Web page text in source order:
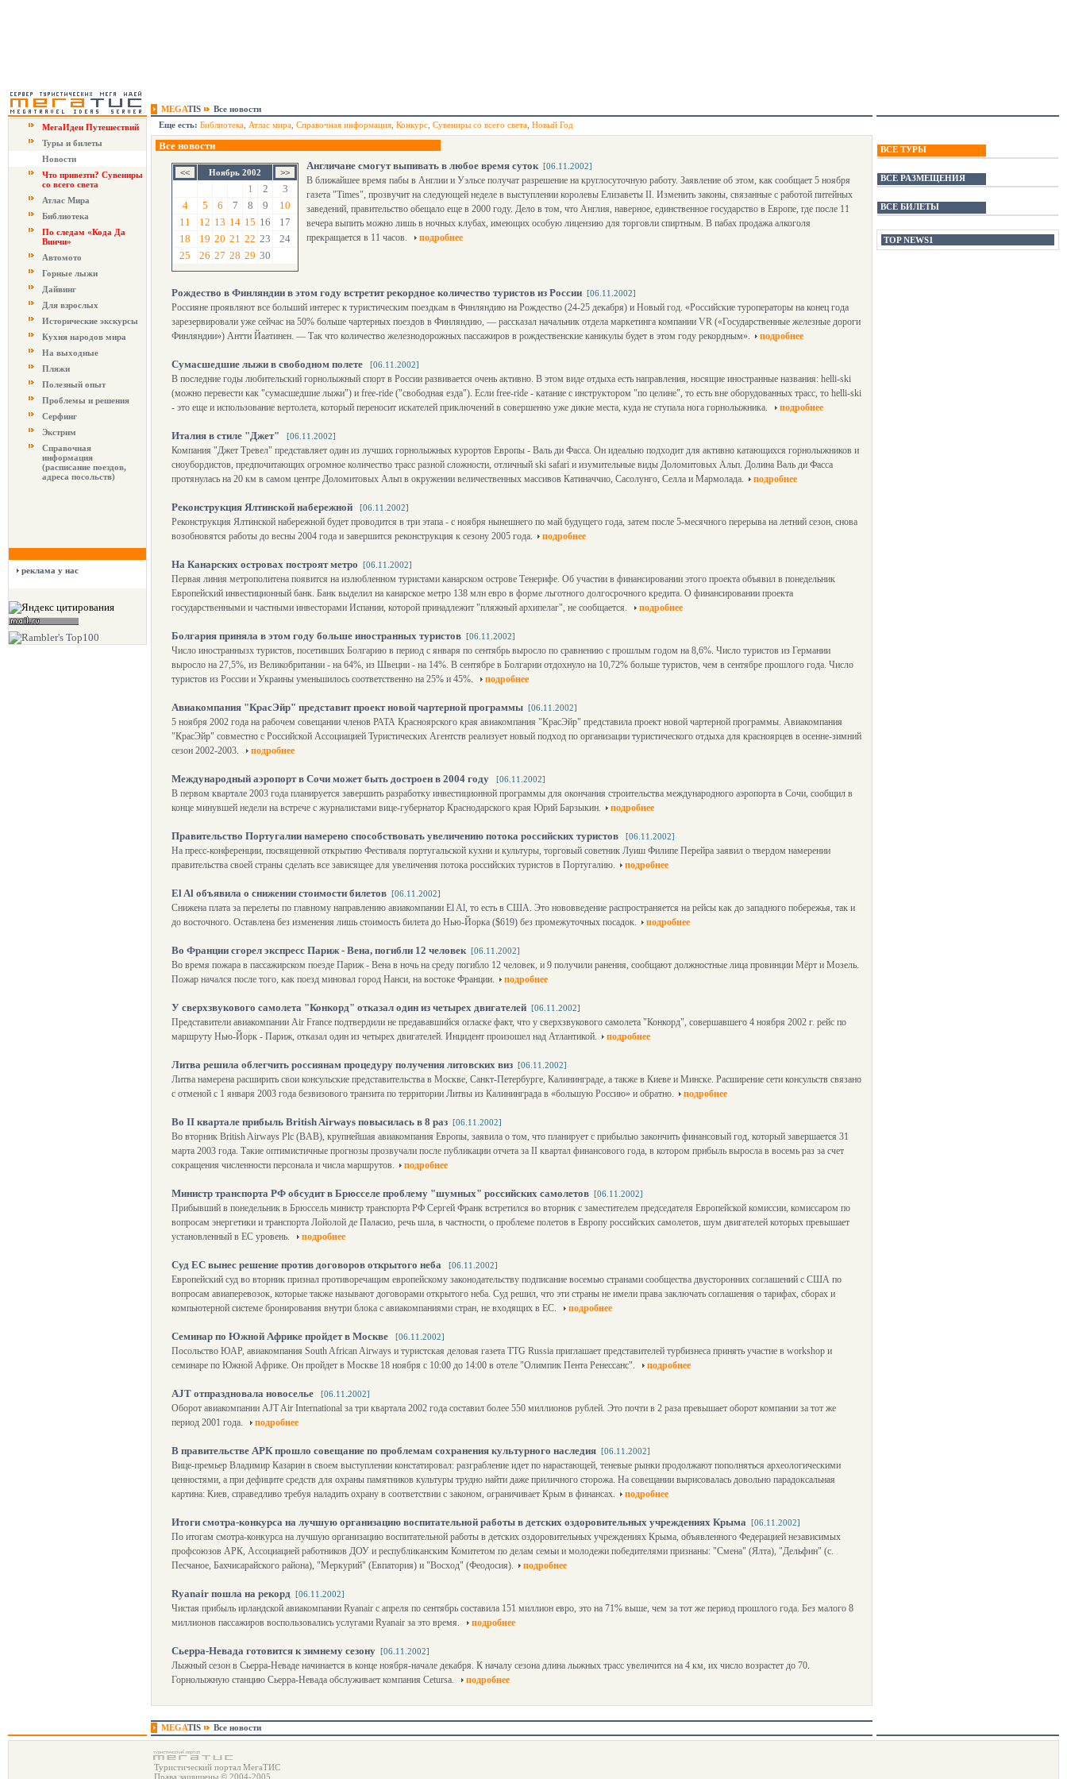
MEGATIS
Все новости
МегаИдеи Путешествий
Туры и билеты
Новости
Что привезти? Сувениры
со всего света
Атлас Мира
Библиотека
По следам «Кода Да
Винчи»
Автомото
Горные лыжи
Дайвинг
Для взрослых
Исторические экскурсы
Кухня народов мира
На выходные
Пляжи
Полезный опыт
Проблемы и решения
Серфинг
Экстрим
Справочная
информация
(расписание поездов,
адреса посольств)
реклама у нас
Еще есть: Библиотека Атлас мира Справочная информация Конкурс Сувениры со всего света Новый Год
Все новости
Ноябрь 2002
1 2
3
4
5 6 7 8 9
10
11
12 13 14 15 16
17
18
19 20 21 22 23
24
25
26 27 28 29 30
Англичане смогут выпивать в любое время суток [06.11.2002]
В ближайшее время пабы в Англии и Уэльсе получат разрешение на круглосуточную работу. Заявление об этом, как сообщает 5 ноября
газета "Times", прозвучит на следующей неделе в выступлении королевы Елизаветы II. Изменить законы, связанные с работой питейных
заведений, правительство обещало еще в 2000 году. Дело в том, что Англия, наверное, единственное государство в Европе, где после 11
вечера выпить можно лишь в ночных клубах, имеющих особую лицензию для торговли спиртным. В пабах продажа алкоголя
прекращается в 11 часов.
подробнее
Рождество в Финляндии в этом году встретит рекордное количество туристов из России [06.11.2002]
Россияне проявляют все больший интерес к туристическим поездкам в Финляндию на Рождество (24-25 декабря) и Новый год. «Российские туроператоры на конец года
зарезервировали уже сейчас на 50% больше чартерных поездов в Финляндию, — рассказал начальник отдела маркетинга компании VR («Государственные железные дороги
Финляндии») Антти Йаатинен. — Так что количество железнодорожных пассажиров в рождественские каникулы будет в этом году рекордным».
подробнее
Сумасшедшие лыжи в свободном полете [06.11.2002]
В последние годы любительский горнолыжный спорт в России развивается очень активно. В этом виде отдыха есть направления, носящие иностранные названия: helli-ski
(можно перевести как "сумасшедшие лыжи") и free-ride ("свободная езда"). Если free-ride - катание с инструктором "по целине", то есть вне оборудованных трасс, то helli-ski
- это еще и использование вертолета, который переносит искателей приключений в совершенно уже дикие места, куда не ступала нога горнолыжника.
подробнее
Италия в стиле "Джет" [06.11.2002]
Компания "Джет Тревел" представляет один из лучших горнолыжных курортов Европы - Валь ди Фасса. Он идеально подходит для активно катающихся горнолыжников и
сноубордистов, предпочитающих огромное количество трасс разной сложности, отличный ski safari и изумительные виды Доломитовых Альп. Долина Валь ди Фасса
протянулась на 20 км в самом центре Доломитовых Альп в окружении величественных массивов Катиначчио, Сасолунго, Селла и Мармолада.
подробнее
Реконструкция Ялтинской набережной [06.11.2002]
Реконструкция Ялтинской набережной будет проводится в три этапа - с ноября нынешнего по май будущего года, затем после 5-месячного перерыва на летний сезон, снова
возобновятся работы до весны 2004 года и завершится реконструкция к сезону 2005 года.
подробнее
На Канарских островах построят метро [06.11.2002]
Первая линия метрополитена появится на излюбленном туристами канарском острове Тенерифе. Об участии в финансировании этого проекта объявил в понедельник
Европейский инвестиционный банк. Банк выделил на канарское метро 138 млн евро в форме льготного долгосрочного кредита. О финансировании проекта
государственными и частными инвесторами Испании, которой принадлежит "пляжный архипелаг", не сообщается.
подробнее
Болгария приняла в этом году больше иностранных туристов [06.11.2002]
Число иностраннызх туристов, посетивших Болгарию в период с января по сентябрь выросло по сравнению с прошлым годом на 8,6%. Число туристов из Германии
выросло на 27,5%, из Великобритании - на 64%, из Швеции - на 14%. В сентябре в Болгарии отдохнуло на 10,72% больше туристов, чем в сентябре прошлого года. Число
туристов из России и Украины уменьшилось соответственно на 25% и 45%.
подробнее
Авиакомпания "КрасЭйр" представит проект новой чартерной программы [06.11.2002]
5 ноября 2002 года на рабочем совещании членов РАТА Красноярского края авиакомпания "КрасЭйр" представила проект новой чартерной программы. Авиакомпания
"КрасЭйр" совместно с Российской Ассоциацией Туристических Агентств реализует новый подход по организации туристического отдыха для красноярцев в осенне-зимний
сезон 2002-2003.
подробнее
Международный аэропорт в Сочи может быть достроен в 2004 году [06.11.2002]
В первом квартале 2003 года планируется завершить разработку инвестиционной программы для окончания строительства международного аэропорта в Сочи, сообщил в
конце минувшей недели на встрече с журналистами вице-губернатор Краснодарского края Юрий Барзыкин.
подробнее
Правительство Португалии намерено способствовать увеличению потока российских туристов [06.11.2002]
На пресс-конференции, посвященной открытию Фестиваля португальской кухни и культуры, торговый советник Луиш Филипе Перейра заявил о твердом намерении
правительства своей страны сделать все зависящее для увеличения потока российских туристов в Португалию.
подробнее
El Al объявила о снижении стоимости билетов [06.11.2002]
Снижена плата за перелеты по главному направлению авиакомпании El Al, то есть в США. Это нововведение распространяется на рейсы как до западного побережья, так и
до восточного. Оставлена без изменения лишь стоимость билета до Нью-Йорка ($619) без промежуточных посадок.
подробнее
Во Франции сгорел экспресс Париж - Вена, погибли 12 человек [06.11.2002]
Во время пожара в пассажирском поезде Париж - Вена в ночь на среду погибло 12 человек, и 9 получили ранения, сообщают должностные лица провинции Мёрт и Мозель.
Пожар начался после того, как поезд миновал город Нанси, на востоке Франции.
подробнее
У сверхзвукового самолета "Конкорд" отказал один из четырех двигателей [06.11.2002]
Представители авиакомпании Air France подтвердили не предававшийся огласке факт, что у сверхзвукового самолета "Конкорд", совершавшего 4 ноября 2002 г. рейс по
маршруту Нью-Йорк - Париж, отказал один из четырех двигателей. Инцидент произошел над Атлантикой.
подробнее
Литва решила облегчить россиянам процедуру получения литовских виз [06.11.2002]
Литва намерена расширить свои консульские представительства в Москве, Санкт-Петербурге, Калининграде, а также в Киеве и Минске. Расширение сети консульств связано
с отменой с 1 января 2003 года безвизового транзита по территории Литвы из Калининграда в «большую Россию» и обратно.
подробнее
Во II квартале прибыль British Airways повысилась в 8 раз [06.11.2002]
Во вторник British Airways Plc (BAB), крупнейшая авиакомпания Европы, заявила о том, что планирует с прибылью закончить финансовый год, который завершается 31
марта 2003 года. Такие оптимистичные прогнозы прозвучали после публикации отчета за II квартал финансового года, в котором прибыль выросла в восемь раз за счет
сокращения численности персонала и числа маршрутов.
подробнее
Министр транспорта РФ обсудит в Брюсселе проблему "шумных" российских самолетов [06.11.2002]
Прибывший в понедельник в Брюссель министр транспорта РФ Сергей Франк встретился во вторник с заместителем председателя Европейской комиссии, комиссаром по
вопросам энергетики и транспорта Лойолой де Паласио, речь шла, в частности, о проблеме полетов в Европу российских самолетов, шум двигателей которых превышает
установленный в ЕС уровень.
подробнее
Суд ЕС вынес решение против договоров открытого неба [06.11.2002]
Европейский суд во вторник признал противоречащим европейскому законодательству подписание восемью странами сообщества двусторонних соглашений с США по
вопросам авиаперевозок, которые также называют договорами открытого неба. Суд решил, что эти страны не имели права заключать соглашения о тарифах, сборах и
компьютерной системе бронирования внутри блока с авиакомпаниями стран, не входящих в ЕС.
подробнее
Семинар по Южной Африке пройдет в Москве [06.11.2002]
Посольство ЮАР, авиакомпания South African Airways и туристская деловая газета TTG Russia приглашает представителей турбизнеса принять участие в workshop и
семинаре по Южной Африке. Он пройдет в Москве 18 ноября с 10:00 до 14:00 в отеле "Олимпик Пента Ренессанс".
подробнее
AJT отпраздновала новоселье [06.11.2002]
Оборот авиакомпании AJT Air International за три квартала 2002 года составил более 550 миллионов рублей. Это почти в 2 раза превышает оборот компании за тот же
период 2001 года.
подробнее
В правительстве АРК прошло совещание по проблемам сохранения культурного наследия [06.11.2002]
Вице-премьер Владимир Казарин в своем выступлении констатировал: разграбление идет по нарастающей, теневые рынки продолжают пополняться археологическими
ценностями, а при дефиците средств для охраны памятников культуры трудно найти даже приличного сторожа. На совещании вырисовалась довольно парадоксальная
картина: Киев, справедливо требуя наладить охрану в соответствии с законом, ограничивает Крым в финансах.
подробнее
Итоги смотра-конкурса на лучшую организацию воспитательной работы в детских оздоровительных учреждениях Крыма [06.11.2002]
По итогам смотра-конкурса на лучшую организацию воспитательной работы в детских оздоровительных учреждениях Крыма, объявленного Федерацией независимых
профсоюзов АРК, Ассоциацией работников ДОУ и республиканским Комитетом по делам семьи и молодежи победителями признаны: "Смена" (Ялта), "Дельфин" (с.
Песчаное, Бахчисарайского района), "Меркурий" (Евпатория) и "Восход" (Феодосия).
подробнее
Ryanair пошла на рекорд [06.11.2002]
Чистая прибыль ирландской авиакомпании Ryanair с апреля по сентябрь составила 151 миллион евро, это на 71% выше, чем за тот же период прошлого года. Без малого 8
миллионов пассажиров воспользовались услугами Ryanair за это время.
подробнее
Сьерра-Невада готовится к зимнему сезону [06.11.2002]
Лыжный сезон в Сьерра-Неваде начинается в конце ноября-начале декабря. К началу сезона длина лыжных трасс увеличится на 4 км, их число возрастет до 70.
Горнолыжную станцию Сьерра-Невада обслуживает компания Cetursa.
подробнее
ВСЕ ТУРЫ
ВСЕ РАЗМЕЩЕНИЯ
ВСЕ БИЛЕТЫ
TOP NEWS1
MEGATIS Все новости
Туристический портал МегаТИС
Права защищены © 2004-2005